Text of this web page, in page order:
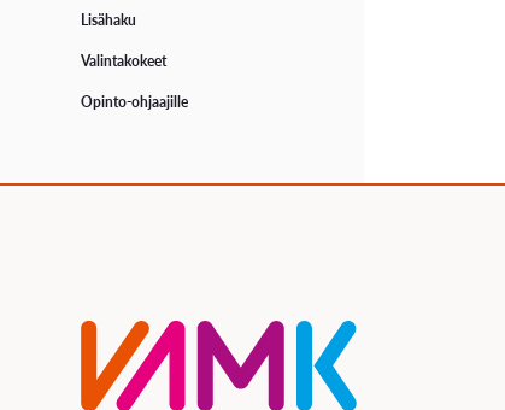
Lisähaku
Valintakokeet
Opinto-ohjaajille